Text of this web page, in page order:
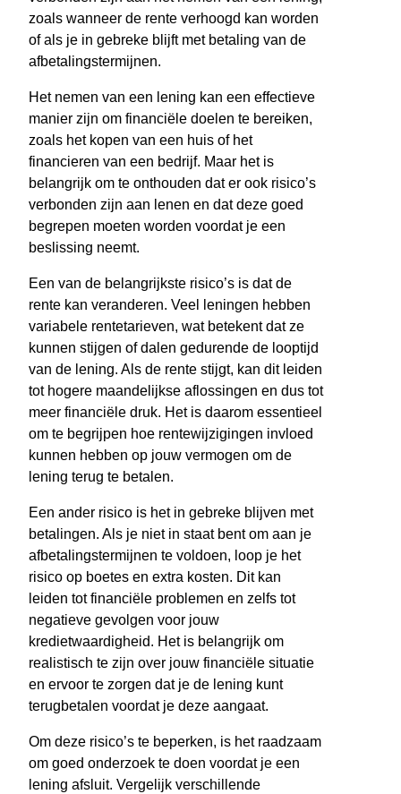
zoals wanneer de rente verhoogd kan worden
of als je in gebreke blijft met betaling van de
afbetalingstermijnen.
Het nemen van een lening kan een effectieve
manier zijn om financiële doelen te bereiken,
zoals het kopen van een huis of het
financieren van een bedrijf. Maar het is
belangrijk om te onthouden dat er ook risico’s
verbonden zijn aan lenen en dat deze goed
begrepen moeten worden voordat je een
beslissing neemt.
Een van de belangrijkste risico’s is dat de
rente kan veranderen. Veel leningen hebben
variabele rentetarieven, wat betekent dat ze
kunnen stijgen of dalen gedurende de looptijd
van de lening. Als de rente stijgt, kan dit leiden
tot hogere maandelijkse aflossingen en dus tot
meer financiële druk. Het is daarom essentieel
om te begrijpen hoe rentewijzigingen invloed
kunnen hebben op jouw vermogen om de
lening terug te betalen.
Een ander risico is het in gebreke blijven met
betalingen. Als je niet in staat bent om aan je
afbetalingstermijnen te voldoen, loop je het
risico op boetes en extra kosten. Dit kan
leiden tot financiële problemen en zelfs tot
negatieve gevolgen voor jouw
kredietwaardigheid. Het is belangrijk om
realistisch te zijn over jouw financiële situatie
en ervoor te zorgen dat je de lening kunt
terugbetalen voordat je deze aangaat.
Om deze risico’s te beperken, is het raadzaam
om goed onderzoek te doen voordat je een
lening afsluit. Vergelijk verschillende